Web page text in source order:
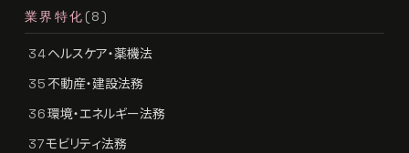
業界特化 (8)
34ヘルスケア・薬機法
35不動産・建設法務
36環境・エネルギー法務
37モビリティ法務